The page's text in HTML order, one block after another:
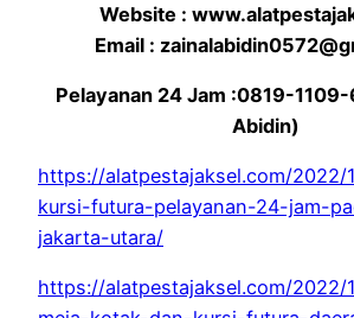
Website :
Email :
Pelayanan 24 Jam :0819-1109-
Abidin)
https://alatpestajaksel.com/2022/
kursi-futura-pelayanan-24-jam-
jakarta-utara/
https://alatpestajaksel.com/2022/